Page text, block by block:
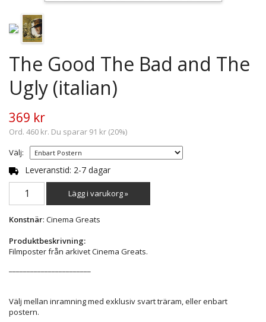
The Good The Bad and The
Ugly (italian)
369 kr
Ord. 460 kr. Du sparar 91 kr (20%)
Välj:
Leveranstid: 2-7 dagar
Lägg i varukorg »
Konstnär: Cinema Greats
Produktbeskrivning:
Filmposter från arkivet Cinema Greats.
Välj mellan inramning med exklusiv svart träram, eller enbart
postern.